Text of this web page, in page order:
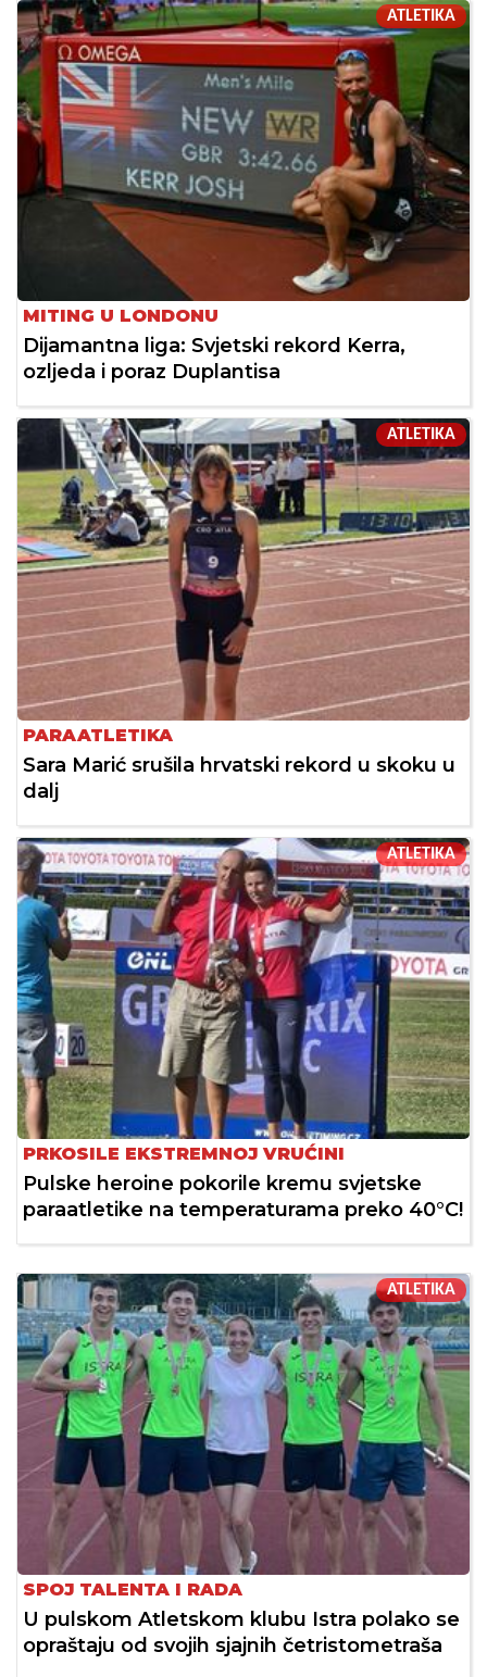
ATLETIKA
MITING U LONDONU
Dijamantna liga: Svjetski rekord Kerra,
ozljeda i poraz Duplantisa
ATLETIKA
PARAATLETIKA
Sara Marić srušila hrvatski rekord u skoku u
dalj
ATLETIKA
PRKOSILE EKSTREMNOJ VRUĆINI
Pulske heroine pokorile kremu svjetske
paraatletike na temperaturama preko 40°C!
ATLETIKA
SPOJ TALENTA I RADA
U pulskom Atletskom klubu Istra polako se
opraštaju od svojih sjajnih četristometraša